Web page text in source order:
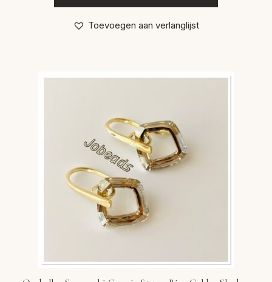
Toevoegen aan verlanglijst